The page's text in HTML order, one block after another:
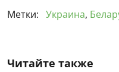
Метки: Украина,
Читайте также